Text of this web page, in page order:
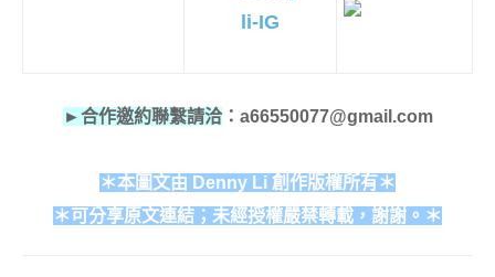
►合作邀約聯繫請洽：a66550077@gmail.com
＊本圖文由 Denny Li 創作版權所有＊
＊可分享原文連結；未經授權嚴禁轉載，謝謝。＊